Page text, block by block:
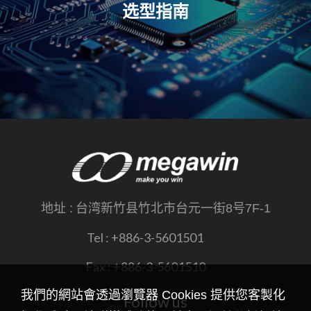
选型指南
地址 : 台湾新竹县竹北市台元一街8号7F-1
Tel : +886-3-5601501
Fax :+886-3-5601510
Follow us
我們的網站會透過瀏覽器 Cookies 提供您客製化